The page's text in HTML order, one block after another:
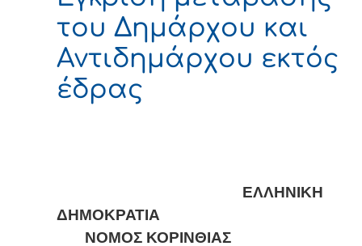
του Δημάρχου και
Αντιδημάρχου εκτός
έδρας
ΕΛΛΗΝΙΚΗ
ΔΗΜΟΚΡΑΤΙΑ
ΝΟΜΟΣ ΚΟΡΙΝΘΙΑΣ